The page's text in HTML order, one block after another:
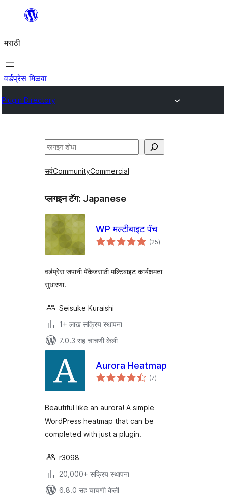
सामुग्रीवर
मराठी
वर्डप्रेस मिळवा
Plugin Directory
शोधा
सर्वCommunityCommercial
प्लगइन टॅग: Japanese
WP मल्टीबाइट पॅच
(25एकूण
मूल्यांकन
)
वर्डप्रेस जपानी पॅकेजसाठी मल्टिबाइट कार्यक्षमता
सुधारणा.
Seisuke Kuraishi
1+ लाख सक्रिय स्थापना
7.0.3 सह चाचणी केली
Aurora Heatmap
(7एकूण
मूल्यांकन
)
Beautiful like an aurora! A simple
WordPress heatmap that can be
completed with just a plugin.
r3098
20,000+ सक्रिय स्थापना
6.8.0 सह चाचणी केली